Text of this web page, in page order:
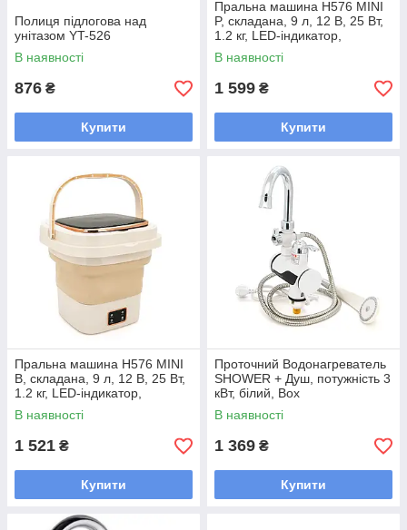
Полиця підлогова над
унітазом YT-526
В наявності
876 ₴
Купити
Пральна машина H576 MINI
P, складана, 9 л, 12 В, 25 Вт,
1.2 кг, LED-індикатор,
електронне керування,
29,5*29,5 (14.5) мм, пластик,
В наявності
1 599 ₴
Купити
Пральна машина H576 MINI
B, складана, 9 л, 12 В, 25 Вт,
1.2 кг, LED-індикатор,
електронне керування,
29,5*29,5 (14.5) мм, пластик,
В наявності
1 521 ₴
Купити
Проточний Водонагреватeль
SHOWER + Душ, потужність 3
кВт, білий, Box
В наявності
1 369 ₴
Купити